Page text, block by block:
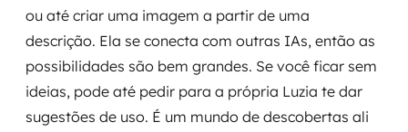
ou até criar uma imagem a partir de uma
descrição. Ela se conecta com outras IAs, então as
possibilidades são bem grandes. Se você ficar sem
ideias, pode até pedir para a própria Luzia te dar
sugestões de uso. É um mundo de descobertas ali